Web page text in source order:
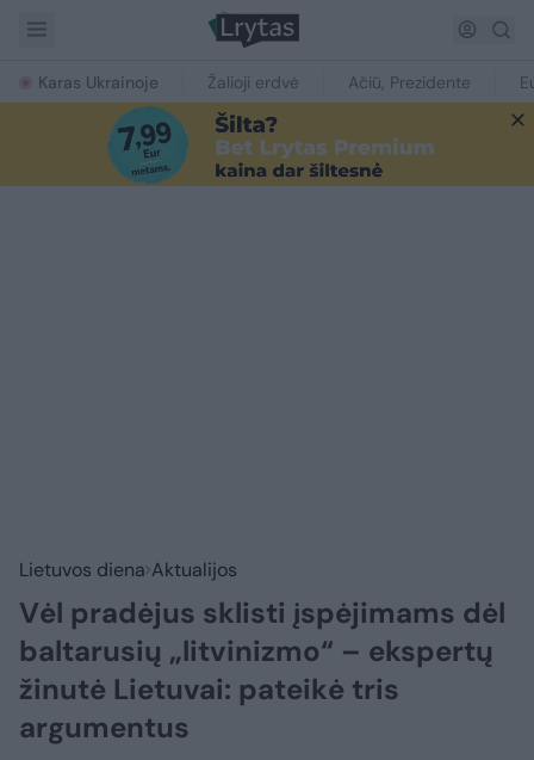
Karas Ukrainoje Žalioji erdvė Ačiū, Prezidente
Lietuvos diena Aktualijos
Vėl pradėjus sklisti įspėjimams dėl
baltarusių „litvinizmo“ – ekspertų
žinutė Lietuvai: pateikė tris
argumentus